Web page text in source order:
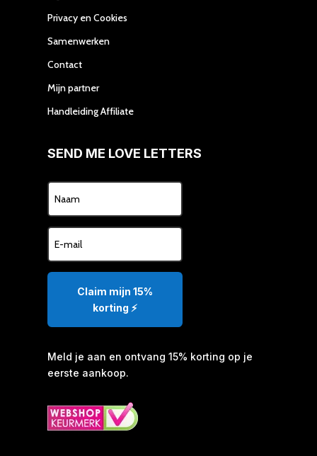
Privacy en Cookies
Samenwerken
Contact
Mijn partner
Handleiding Affiliate
SEND ME LOVE LETTERS
Claim mijn 15%
korting ⚡️
Meld je aan en ontvang 15% korting op je
eerste aankoop.